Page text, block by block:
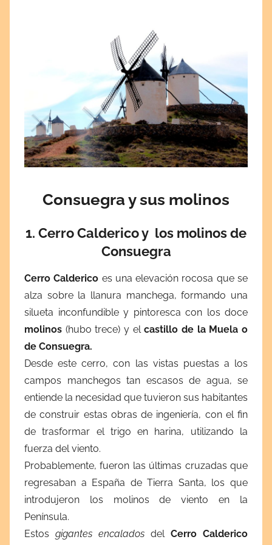
Consuegra y sus molinos
1. Cerro Calderico y los molinos de
Consuegra
Cerro Calderico es una elevación rocosa que se
alza sobre la llanura manchega, formando una
silueta inconfundible y pintoresca con los doce
molinos (hubo trece) y elcastillo de la Muela o
de Consuegra.
Desde este cerro, con las vistas puestas a los
campos manchegos tan escasos de agua, se
entiende la necesidad que tuvieron sus habitantes
de construir estas obras de ingeniería, con el fin
de trasformar el trigo en harina, utilizando la
fuerza del viento.
Probablemente, fueron las últimas cruzadas que
regresaban a España de Tierra Santa, los que
introdujeron los molinos de viento en la
Península.
Estos gigantes encalados del Cerro Calderico